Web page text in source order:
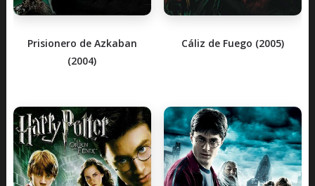
Prisionero de Azkaban
(2004)
Cáliz de Fuego (2005)